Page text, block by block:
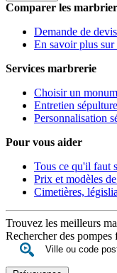
Comparer les
Demande de
En savoir plus
Services marbrerie
Choisir un
Entretien sépulture
Personnalisation
Pour vous aider
Tous ce qu'il faut
Prix et modèles
Cimetières,
Trouvez les meilleurs
Rechercher des